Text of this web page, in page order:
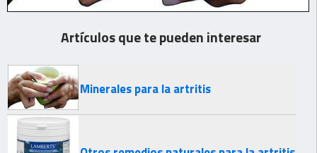
Artículos que te pueden interesar
Minerales para la artritis